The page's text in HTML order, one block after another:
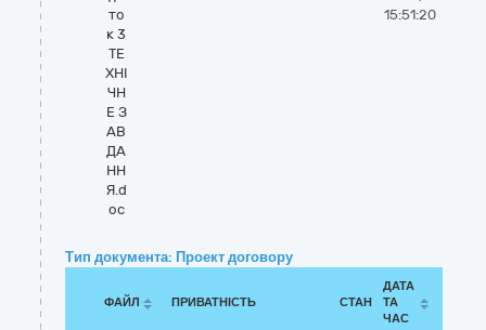
то
к 3
ТЕ
ХНІ
ЧН
Е З
АВ
ДА
НН
Я.d
oc
15:51:20
Тип документа: Проект договору
ФАЙЛ ПРИВАТНІСТЬ СТАН
ДАТА
ТА
ЧАС